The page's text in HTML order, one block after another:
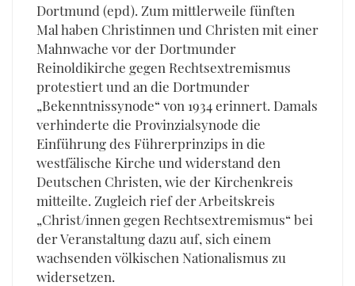
Dortmund (epd). Zum mittlerweile fünften
Mal haben Christinnen und Christen mit einer
Mahnwache vor der Dortmunder
Reinoldikirche gegen Rechtsextremismus
protestiert und an die Dortmunder
„Bekenntnissynode“ von 1934 erinnert. Damals
verhinderte die Provinzialsynode die
Einführung des Führerprinzips in die
westfälische Kirche und widerstand den
Deutschen Christen, wie der Kirchenkreis
mitteilte. Zugleich rief der Arbeitskreis
„Christ/innen gegen Rechtsextremismus“ bei
der Veranstaltung dazu auf, sich einem
wachsenden völkischen Nationalismus zu
widersetzen.